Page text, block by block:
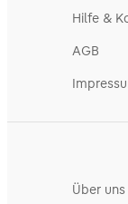
Hilfe &
AGB
Über uns